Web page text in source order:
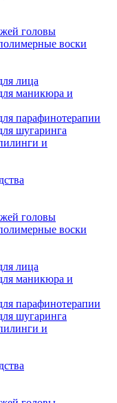
головы
воски
лица
маникюра и
парафинотерапии
шугаринга
и
головы
воски
лица
маникюра и
парафинотерапии
шугаринга
и